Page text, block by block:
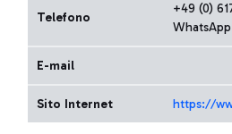
Telefono
+49 (0)
E-mail
Sito Internet https://